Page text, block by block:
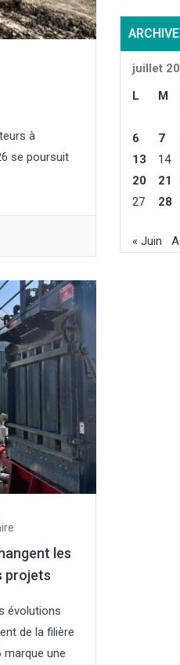
à
se poursuit
les
projets
évolutions
de la filière
marque une
juillet
L
M
6
7
13
14
20
21
27
28
« Juin